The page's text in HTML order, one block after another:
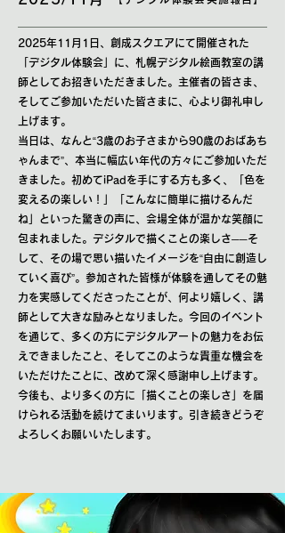
2025年11月1日、創成スクエアにて開催された
「デジタル体験会」に、札幌デジタル絵画教室の講
師としてお招きいただきました。主催者の皆さま、
そしてご参加いただいた皆さまに、心より御礼申し
上げます。
当日は、なんと“3歳のお子さまから90歳のおばあち
ゃんまで”、本当に幅広い年代の方々にご参加いただ
きました。初めてiPadを手にする方も多く、「色を
変えるの楽しい！」「こんなに簡単に描けるんだ
ね」といった驚きの声に、会場全体が温かな笑顔に
包まれました。 デジタルで描くことの楽しさ──そ
して、その場で思い描いたイメージを“自由に創造し
ていく喜び”。参加された皆様が体験を通してその魅
力を実感してくださったことが、何より嬉しく、講
師として大きな励みとなりました。 今回のイベント
を通じて、多くの方にデジタルアートの魅力をお伝
えできましたこと、そしてこのような貴重な機会を
いただけたことに、改めて深く感謝申し上げます。
今後も、より多くの方に「描くことの楽しさ」を届
けられる活動を続けてまいります。引き続きどうぞ
よろしくお願いいたします。